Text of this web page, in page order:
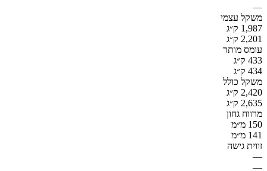
—
משקל עצמי
1,987 ק״ג
2,201 ק״ג
עומס מותר
433 ק״ג
434 ק״ג
משקל כולל
2,420 ק״ג
2,635 ק״ג
מרווח גחון
150 מ״מ
141 מ״מ
זווית גישה
—
—